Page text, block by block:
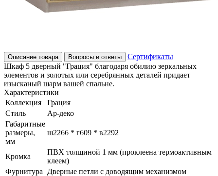
Описание товара Вопросы и ответы
Сертификаты
Шкаф 5 дверный "Грация" благодаря обилию зеркальных
элементов и золотых или серебрянных деталей придает
изысканый шарм вашей спальне.
Характеристики
Коллекция
Грация
Стиль
Ар-деко
Габаритные
размеры,
мм
ш2266 * г609 * в2292
Кромка
ПВХ толщиной 1 мм (проклеена термоактивным
клеем)
Фурнитура
Дверные петли с доводящим механизмом